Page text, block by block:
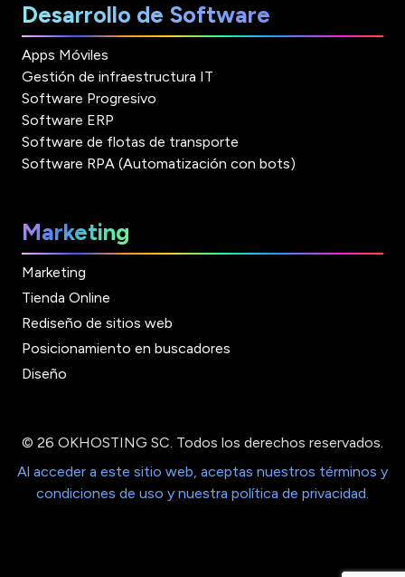
Desarrollo de Software
Apps Móviles
Gestión de infraestructura IT
Software Progresivo
Software ERP
Software de flotas de transporte
Software RPA (Automatización con bots)
Marketing
Marketing
Tienda Online
Rediseño de sitios web
Posicionamiento en buscadores
Diseño
© 26 OKHOSTING SC. Todos los derechos reservados.
Al acceder a este sitio web, aceptas nuestros términos y
condiciones de uso y nuestra política de privacidad.